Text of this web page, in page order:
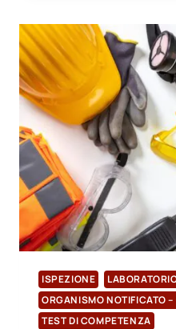
PASSO
VERSO
UN
FUTURO
ISPEZIONE
ORGANISMO NOTIFICATO –
TEST DI COMPETENZA